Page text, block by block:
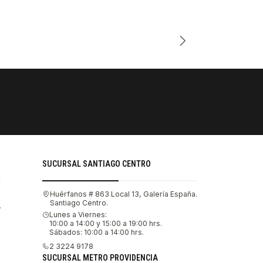
SUCURSAL SANTIAGO CENTRO
Huérfanos # 863 Local 13, Galería España.
Santiago Centro.
Lunes a Viernes:
10:00 a 14:00 y 15:00 a 19:00 hrs.
Sábados: 10:00 a 14:00 hrs.
2 3224 9178
SUCURSAL METRO PROVIDENCIA